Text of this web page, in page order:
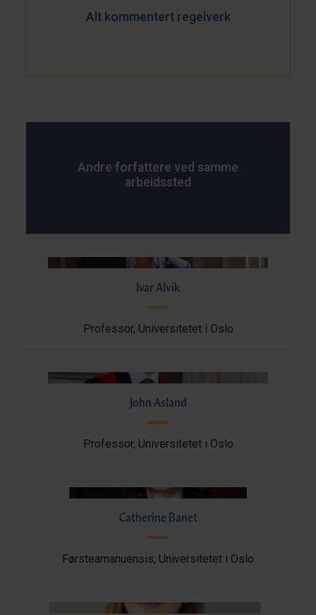
Alt kommentert regelverk
Andre forfattere ved samme
arbeidssted
Ivar Alvik
Professor, Universitetet i Oslo
John Asland
Professor, Universitetet i Oslo
Catherine Banet
Førsteamanuensis, Universitetet i Oslo